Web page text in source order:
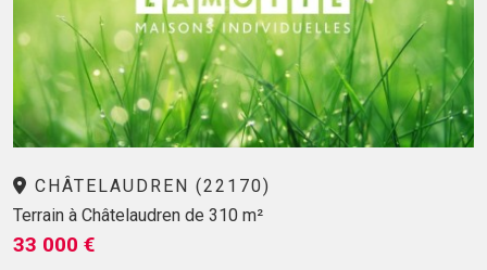
CHÂTELAUDREN (22170)
Terrain à Châtelaudren de 310 m²
33 000 €